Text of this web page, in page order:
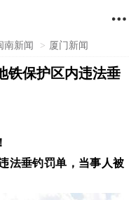

南新闻 > 厦门新闻
铁保护区内违法垂
法垂钓罚单，当事人被